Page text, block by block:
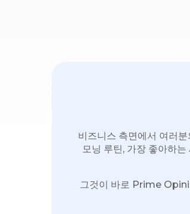
비즈니스 측면에서 여러
모닝 루틴, 가장 좋아하
그것이 바로 Prime